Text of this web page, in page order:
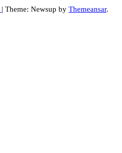
| Theme: Newsup by Themeansar.